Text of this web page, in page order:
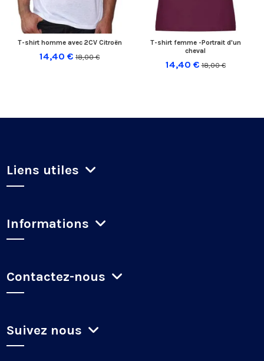
T-shirt homme avec 2CV Citroën
14,40 € 18,00 €
T-shirt femme -Portrait d'un
cheval
14,40 €18,00 €
Liens utiles
Informations
Contactez-nous
Suivez nous